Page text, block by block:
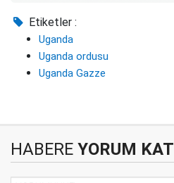
Etiketler :
Uganda
Uganda ordusu
Uganda Gazze
HABERE YORUM KAT